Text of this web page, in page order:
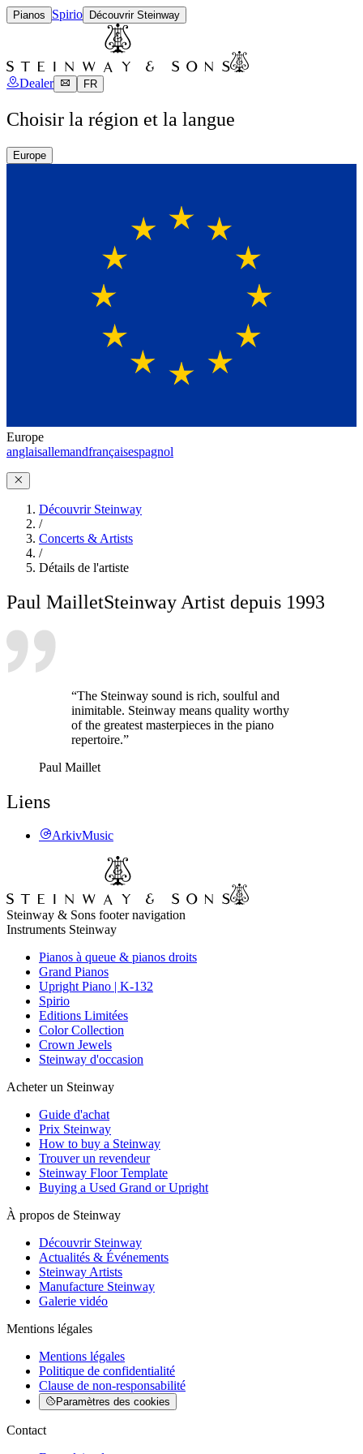
Pianos Spirio Découvrir Steinway
Dealer FR
Choisir la région et la langue
Europe
Europe
anglaisallemandfrançaisespagnol
Découvrir Steinway
/
Concerts & Artists
/
Détails de l'artiste
Paul MailletSteinway Artist depuis 1993
“The Steinway sound is rich, soulful and
inimitable. Steinway means quality worthy
of the greatest masterpieces in the piano
repertoire.”
Paul Maillet
Liens
ArkivMusic
Steinway & Sons footer navigation
Instruments Steinway
Pianos à queue & pianos droits
Grand Pianos
Upright Piano | K-132
Spirio
Editions Limitées
Color Collection
Crown Jewels
Steinway d'occasion
Acheter un Steinway
Guide d'achat
Prix Steinway
How to buy a Steinway
Trouver un revendeur
Steinway Floor Template
Buying a Used Grand or Upright
À propos de Steinway
Découvrir Steinway
Actualités & Événements
Steinway Artists
Manufacture Steinway
Galerie vidéo
Mentions légales
Mentions légales
Politique de confidentialité
Clause de non-responsabilité
Paramètres des cookies
Contact